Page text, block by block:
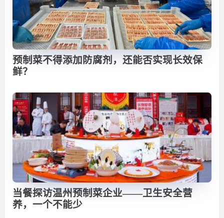
预制菜不得添加防腐剂，还能否实现长效保
鲜？
当餐探访温州预制菜企业——卫生安全营
养，一个不能少